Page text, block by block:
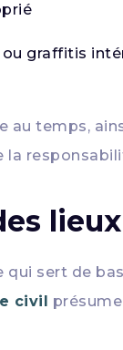
graffitis
au temps,
la
sert de
civil